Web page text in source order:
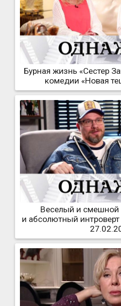
Бурная жизнь «Сестер
комедии «Новая
Веселый и смешной
и абсолютный